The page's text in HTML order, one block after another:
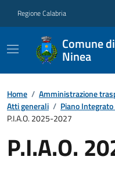
Regione Calabria
Comune
Ninea
Home / Amministrazione
Atti generali / Piano
P.I.A.O. 2025-2027
P.I.A.O.